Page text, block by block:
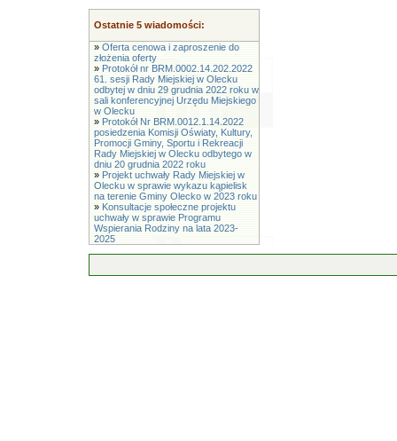
Ostatnie 5 wiadomości:
» Oferta cenowa i zaproszenie do
złożenia oferty
» Protokół nr BRM.0002.14.202.2022
61. sesji Rady Miejskiej w Olecku
odbytej w dniu 29 grudnia 2022 roku w
sali konferencyjnej Urzędu Miejskiego
w Olecku
» Protokół Nr BRM.0012.1.14.2022
posiedzenia Komisji Oświaty, Kultury,
Promocji Gminy, Sportu i Rekreacji
Rady Miejskiej w Olecku odbytego w
dniu 20 grudnia 2022 roku
» Projekt uchwały Rady Miejskiej w
Olecku w sprawie wykazu kąpielisk
na terenie Gminy Olecko w 2023 roku
» Konsultacje społeczne projektu
uchwały w sprawie Programu
Wspierania Rodziny na lata 2023-
2025